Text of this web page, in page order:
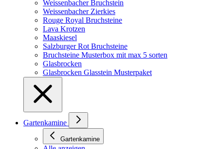
Weissenbacher Bruchstein
Weissenbacher Zierkies
Rouge Royal Bruchsteine
Lava Krotzen
Maaskiesel
Salzburger Rot Bruchsteine
Bruchsteine Musterbox mit max 5 sorten
Glasbrocken
Glasbrocken Glasstein Musterpaket
Gartenkamine
Gartenkamine